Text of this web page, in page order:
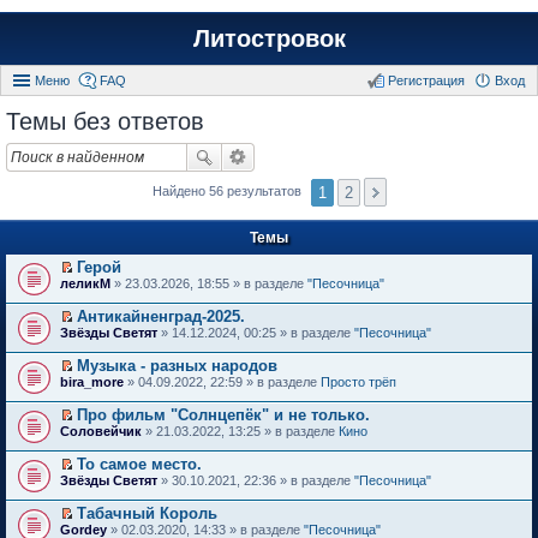
Литостровок
Меню FAQ Вход
Регистрация
Темы без ответов
Найдено 56 результатов 1 2
Темы
П
р
е
й
т
и
к
е
р
в
о
м
у
е
п
Герой
леликМ » 23.03.2026, 18:55 » в разделе "Песочница"
П
р
е
й
т
и
к
е
р
в
о
м
у
Антикайненград-2025.
Звёзды Светят » 14.12.2024, 00:25 » в разделе "Песочница"
П
р
е
й
т
и
к
е
Музыка - разных народов
bira_more » 04.09.2022, 22:59 » в разделе Просто трёп
П
р
й
т
и
к
Про фильм "Солнцепёк" и не только.
Соловейчик » 21.03.2022, 13:25 » в разделе Кино
П
р
й
То самое место.
Звёзды Светят » 30.10.2021, 22:36 » в разделе "Песочница"
П
Табачный Король
Gordey » 02.03.2020, 14:33 » в разделе "Песочница"